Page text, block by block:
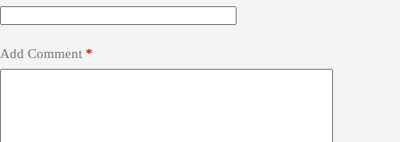
Add Comment *